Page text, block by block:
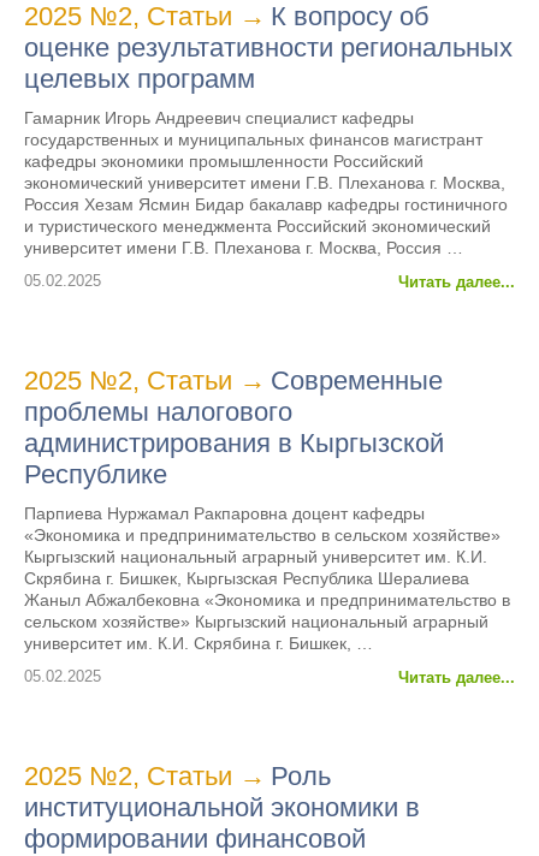
2025 №2, Статьи → К вопросу об
оценке результативности региональных
целевых программ
Гамарник Игорь Андреевич специалист кафедры
государственных и муниципальных финансов магистрант
кафедры экономики промышленности Российский
экономический университет имени Г.В. Плеханова г. Москва,
Россия Хезам Ясмин Бидар бакалавр кафедры гостиничного
и туристического менеджмента Российский экономический
университет имени Г.В. Плеханова г. Москва, Россия …
05.02.2025 Читать далее...
2025 №2, Статьи → Современные
проблемы налогового
администрирования в Кыргызской
Республике
Парпиева Нуржамал Ракпаровна доцент кафедры
«Экономика и предпринимательство в сельском хозяйстве»
Кыргызский национальный аграрный университет им. К.И.
Скрябина г. Бишкек, Кыргызская Республика Шералиева
Жаныл Абжалбековна «Экономика и предпринимательство в
сельском хозяйстве» Кыргызский национальный аграрный
университет им. К.И. Скрябина г. Бишкек, …
05.02.2025 Читать далее...
2025 №2, Статьи → Роль
институциональной экономики в
формировании финансовой